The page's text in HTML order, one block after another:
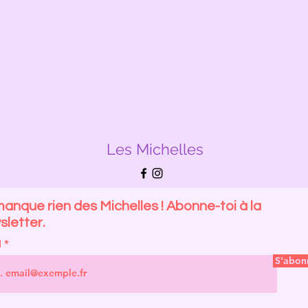
Les Michelles
rien des Michelles ! Abonne-toi à la